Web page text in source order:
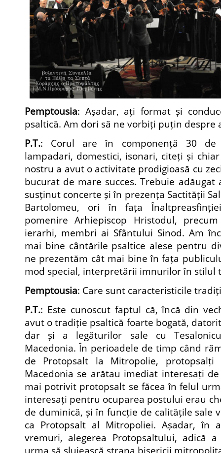
Pemptousia: Așadar, ați format și
psaltică. Am dori să ne vorbiți puțin despre
P.T.: Corul are în componență 30 de
lampadari, domestici, isonari, citeți și
nostru a avut o activitate prodigioasă cu
bucurat de mare succes. Trebuie
susținut concerte și în prezența Sactității
Bartolomeu, ori în fața
pomenire Arhiepiscop Hristodul,
ierarhi, membri ai Sfântului Sinod. Am
mai bine cântările psaltice alese pentru
ne prezentăm cât mai bine în fața
mod special, interpretării imnurilor în stilul
Pemptousia: Care sunt caracteristicile
P.T.: Este cunoscut faptul că, încă din
avut o tradiție psaltică foarte bogată,
dar și a legăturilor sale cu
Macedonia. În perioadele de timp când
de Protopsalt la Mitropolie,
Macedonia se arătau imediat interesați
mai potrivit protopsalt se făcea în felul
interesați pentru ocuparea postului erau
de duminică, și în funcție de calitățile sale
ca Protopsalt al Mitropoliei. Așadar, în
vremuri, alegerea Protopsaltului, adică
urma să slujească strana bisericii